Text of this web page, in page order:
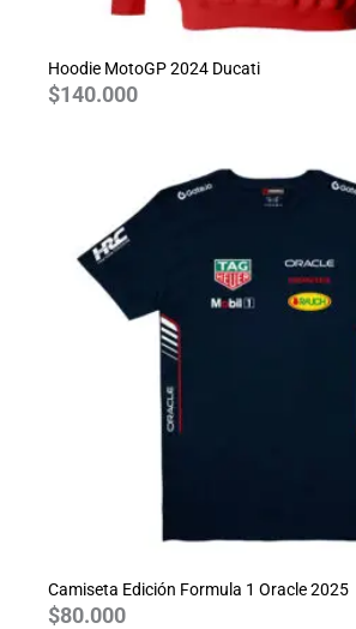
Hoodie MotoGP 2024 Ducati
$140.000
Camiseta Edición Formula 1 Oracle 2025
$80.000